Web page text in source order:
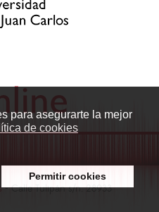
para asegurarte la mejor
de cookies
Permitir cookies
- Calle Tulipán s/n. 28933